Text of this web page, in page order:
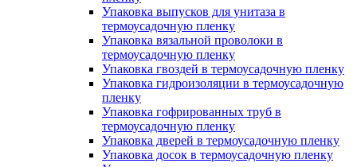
Упаковка выпусков для унитаза в
термоусадочную пленку
Упаковка вязальной проволоки в
термоусадочную пленку
Упаковка гвоздей в термоусадочную пленку
Упаковка гидроизоляции в термоусадочную
пленку
Упаковка гофрированных труб в
термоусадочную пленку
Упаковка дверей в термоусадочную пленку
Упаковка досок в термоусадочную пленку